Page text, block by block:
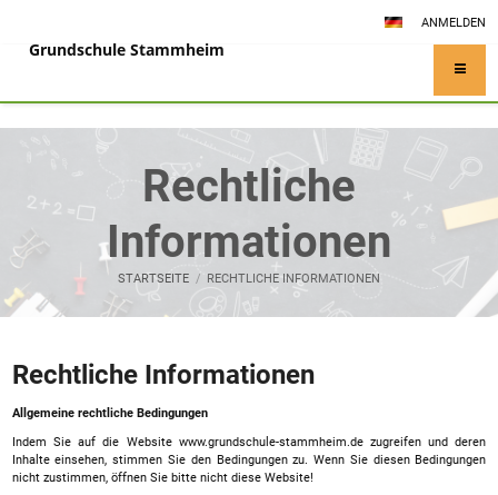
ANMELDEN
Grundschule Stammheim
Rechtliche
Informationen
STARTSEITE / RECHTLICHE INFORMATIONEN
Rechtliche
Informationen
Rechtliche Informationen
Allgemeine rechtliche Bedingungen
Indem Sie auf die Website www.grundschule-stammheim.de zugreifen und deren
Inhalte einsehen, stimmen Sie den Bedingungen zu. Wenn Sie diesen Bedingungen
nicht zustimmen, öffnen Sie bitte nicht diese Website!